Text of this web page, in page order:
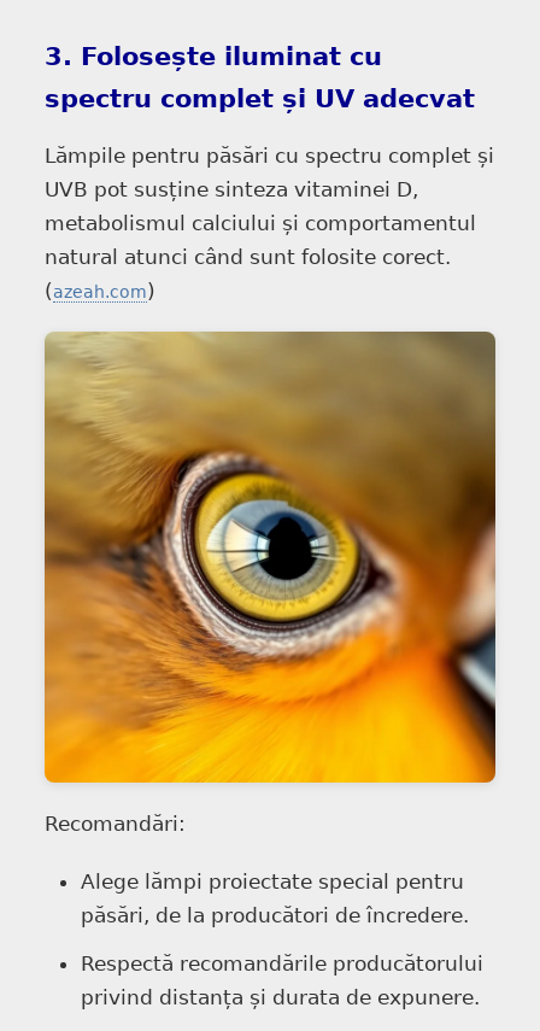
3. Folosește iluminat cu
spectru complet și UV adecvat
Lămpile pentru păsări cu spectru complet și
UVB pot susține sinteza vitaminei D,
metabolismul calciului și comportamentul
natural atunci când sunt folosite corect.
(azeah.com)
Recomandări:
Alege lămpi proiectate special pentru
păsări, de la producători de încredere.
Respectă recomandările producătorului
privind distanța și durata de expunere.